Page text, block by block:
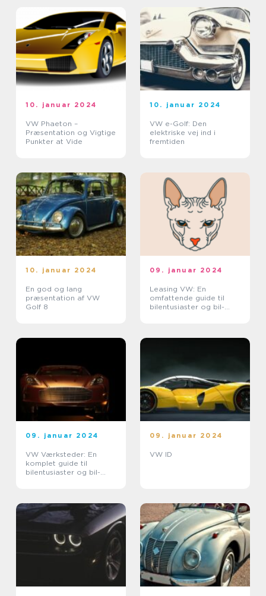
10. januar 2024
VW Phaeton –
Præsentation og Vigtige
Punkter at Vide
10. januar 2024
VW e-Golf: Den
elektriske vej ind i
fremtiden
10. januar 2024
En god og lang
præsentation af VW
Golf 8
09. januar 2024
Leasing VW: En
omfattende guide til
bilentusiaster og bil-
09. januar 2024
VW Værksteder: En
komplet guide til
bilentusiaster og bil-
09. januar 2024
VW ID